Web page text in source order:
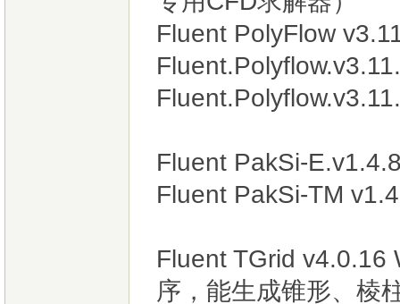
Fluent PolyFlow
Fluent PakSi-
Fluent PakSi-TM
Fluent TGrid v4.0.16
序，能生成锥形、棱